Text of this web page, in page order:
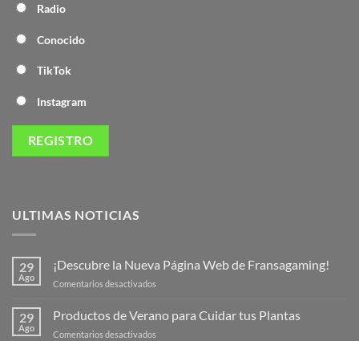
Radio
Conocido
TikTok
Instagram
ULTIMAS NOTICIAS
29
Ago
¡Descubre la Nueva Página Web de Fransagaming!
Comentarios desactivados
Nueva
29
Ago
Productos de Verano para Cuidar tus Plantas
Comentarios desactivados